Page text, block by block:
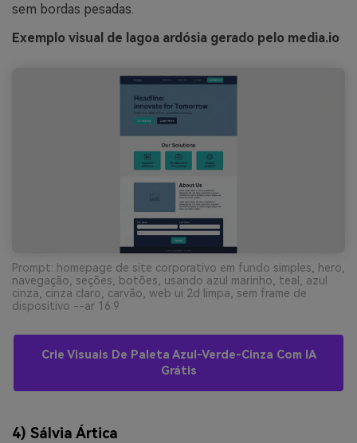
sem bordas pesadas.
Exemplo visual de lagoa ardósia gerado pelo media.io
Prompt: homepage de site corporativo em fundo simples, hero,
navegação, seções, botões, usando azul marinho, teal, azul
cinza, cinza claro, carvão, web ui 2d limpa, sem frame de
dispositivo --ar 16:9
Crie Visuais De Paleta Azul-Verde-Cinza Com IA
Grátis
4) Sálvia Ártica